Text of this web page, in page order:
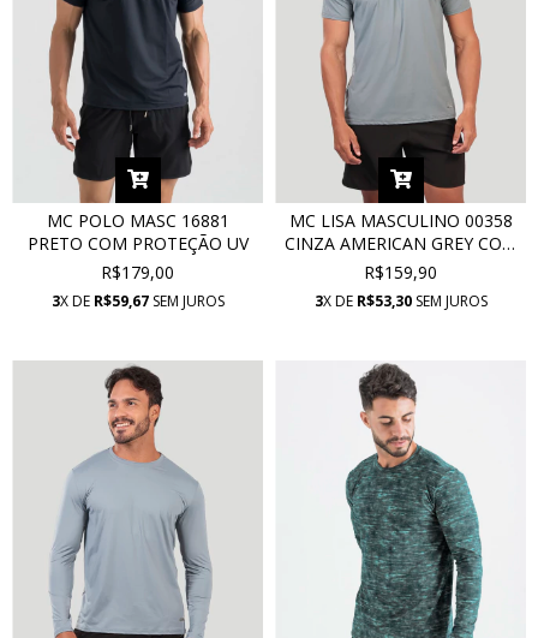
MC POLO MASC 16881
PRETO COM PROTEÇÃO UV
R$179,00
3X DE R$59,67SEM JUROS
MC LISA MASCULINO 00358
CINZA AMERICAN GREY COM
PROTEÇÃO UV
R$159,90
3X DE R$53,30SEM JUROS